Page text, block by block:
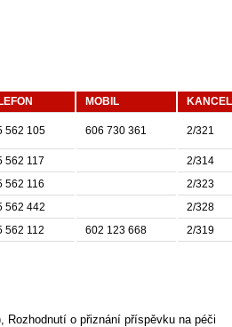
MOBIL
562 105 606 730 361 2/321
562 117
2/314
562 116
2/323
562 442
2/328
562 112 602 123 668 2/319
Rozhodnutí o přiznání příspěvku na péči